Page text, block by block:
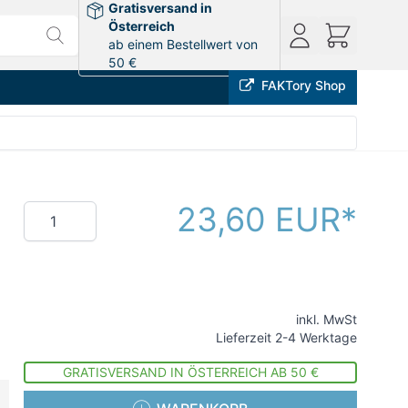
Gratisversand in
Österreich
ab einem Bestellwert von
50 €
FAKTory Shop
Menge 23,60 EUR
inkl. MwSt
Lieferzeit 2-4 Werktage
GRATISVERSAND IN ÖSTERREICH AB 50 €